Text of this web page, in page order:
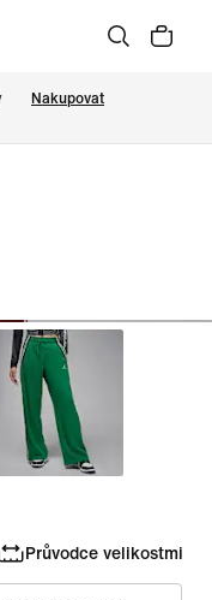
Nakupovat
Průvodce velikostmi